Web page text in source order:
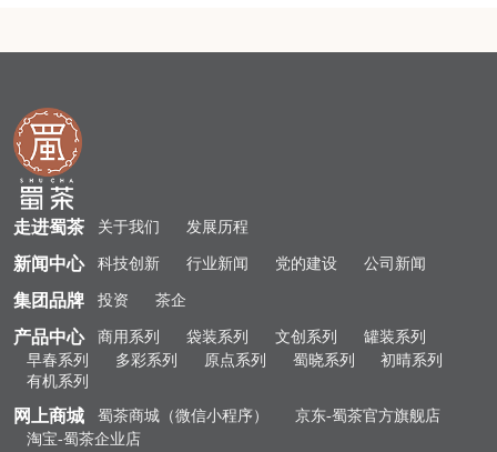
走进蜀茶 关于我们 发展历程
新闻中心 科技创新 行业新闻 党的建设 公司新闻
集团品牌 投资 茶企
产品中心 商用系列 袋装系列 文创系列
罐装系列
早春系列
多彩系列 原点系列 蜀晓系列
初晴系列
有机系列
网上商城 蜀茶商城（微信小程序）
京东-蜀茶官方旗舰店
淘宝-蜀茶企业店